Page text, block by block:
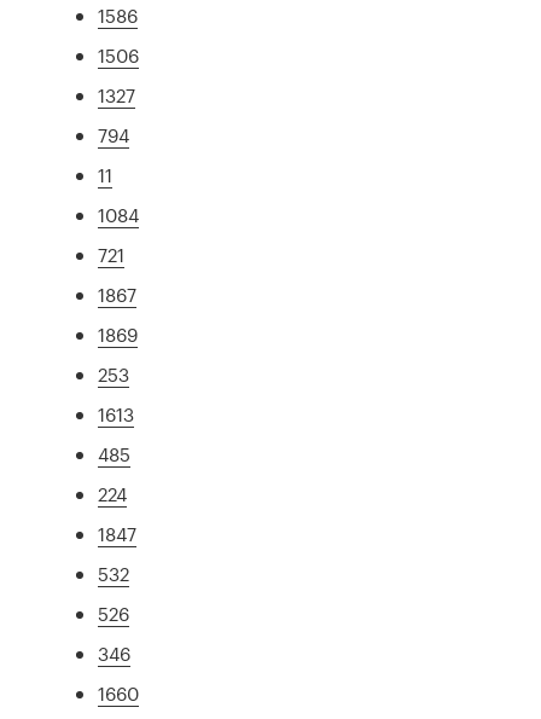
1586
1506
1327
794
11
1084
721
1867
1869
253
1613
485
224
1847
532
526
346
1660